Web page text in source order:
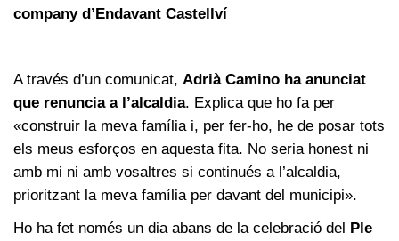
company d’Endavant Castellví
A través d’un comunicat, Adrià Camino ha anunciat
que renuncia a l’alcaldia. Explica que ho fa per
«construir la meva família i, per fer-ho, he de posar tots
els meus esforços en aquesta fita. No seria honest ni
amb mi ni amb vosaltres si continués a l’alcaldia,
prioritzant la meva família per davant del municipi».
Ho ha fet només un dia abans de la celebració del Ple